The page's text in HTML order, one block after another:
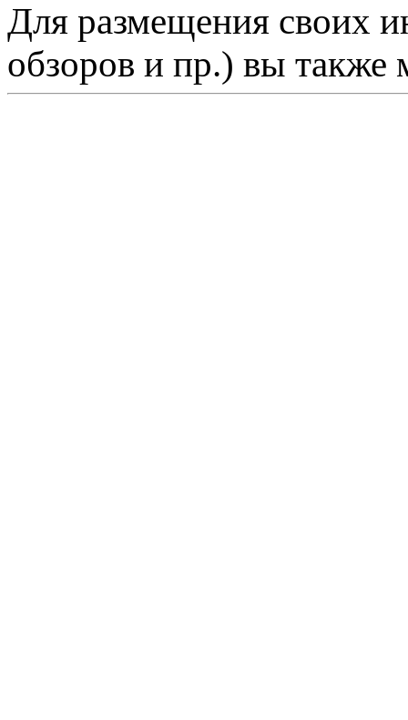
Для размещения своих
обзоров и пр.) вы также